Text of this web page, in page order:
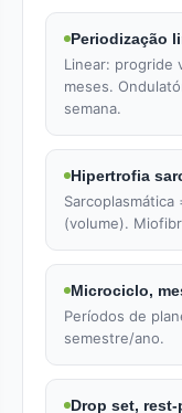
Periodização
Linear: progride
meses.
semana.
Hipertrofia
(volume).
Microciclo,
Períodos de
semestre/ano.
Drop set,